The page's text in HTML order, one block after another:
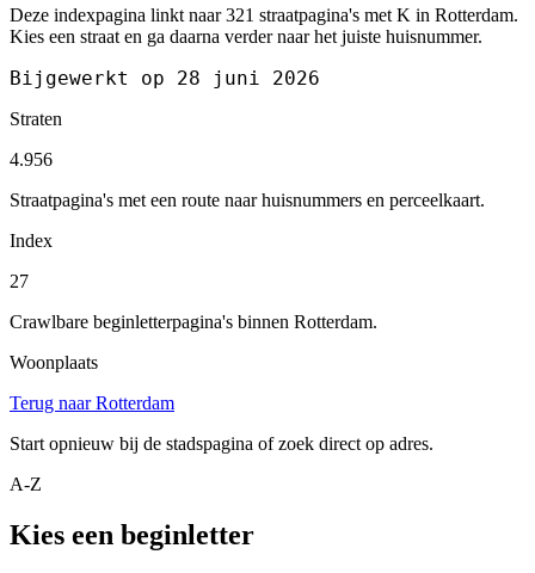
Deze indexpagina linkt naar 321 straatpagina's met K in Rotterdam.
Kies een straat en ga daarna verder naar het juiste huisnummer.
Bijgewerkt op 28 juni 2026
Straten
4.956
Straatpagina's met een route naar huisnummers en perceelkaart.
Index
27
Crawlbare beginletterpagina's binnen Rotterdam.
Woonplaats
Terug naar Rotterdam
Start opnieuw bij de stadspagina of zoek direct op adres.
A-Z
Kies een beginletter